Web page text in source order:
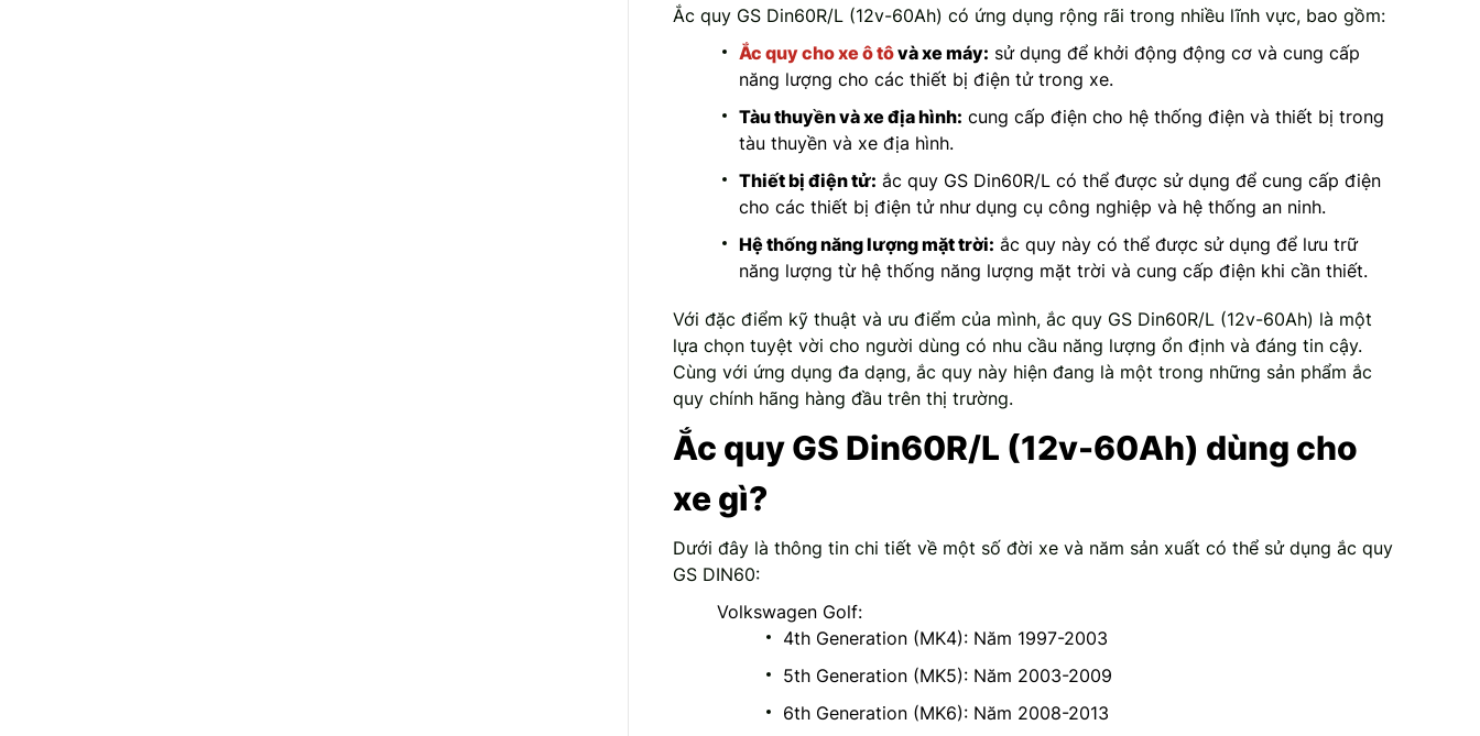
Ắc quy GS Din60R/L (12v-60Ah) có ứng dụng rộng rãi trong nhiều lĩnh vực, bao gồm:
Ắc quy cho xe ô tôvà xe máy: sử dụng để khởi động động cơ và cung cấp
năng lượng cho các thiết bị điện tử trong xe.
Tàu thuyền và xe địa hình: cung cấp điện cho hệ thống điện và thiết bị trong
tàu thuyền và xe địa hình.
Thiết bị điện tử: ắc quy GS Din60R/L có thể được sử dụng để cung cấp điện
cho các thiết bị điện tử như dụng cụ công nghiệp và hệ thống an ninh.
Hệ thống năng lượng mặt trời: ắc quy này có thể được sử dụng để lưu trữ
năng lượng từ hệ thống năng lượng mặt trời và cung cấp điện khi cần thiết.
Với đặc điểm kỹ thuật và ưu điểm của mình, ắc quy GS Din60R/L (12v-60Ah) là một
lựa chọn tuyệt vời cho người dùng có nhu cầu năng lượng ổn định và đáng tin cậy.
Cùng với ứng dụng đa dạng, ắc quy này hiện đang là một trong những sản phẩm ắc
quy chính hãng hàng đầu trên thị trường.
Ắc quy GS Din60R/L (12v-60Ah) dùng cho
xe gì?
Dưới đây là thông tin chi tiết về một số đời xe và năm sản xuất có thể sử dụng ắc quy
GS DIN60:
Volkswagen Golf:
4th Generation (MK4): Năm 1997-2003
5th Generation (MK5): Năm 2003-2009
6th Generation (MK6): Năm 2008-2013